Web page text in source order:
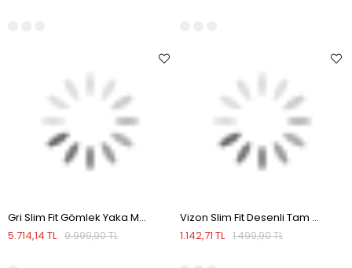
Gri Slim Fit Gömlek Yaka Mont
5.714,14 TL 9.999,90 TL
Vizon Slim Fit Desenli Tam Balıkçı Yaka Triko
1.142,71 TL 1.499,90 TL